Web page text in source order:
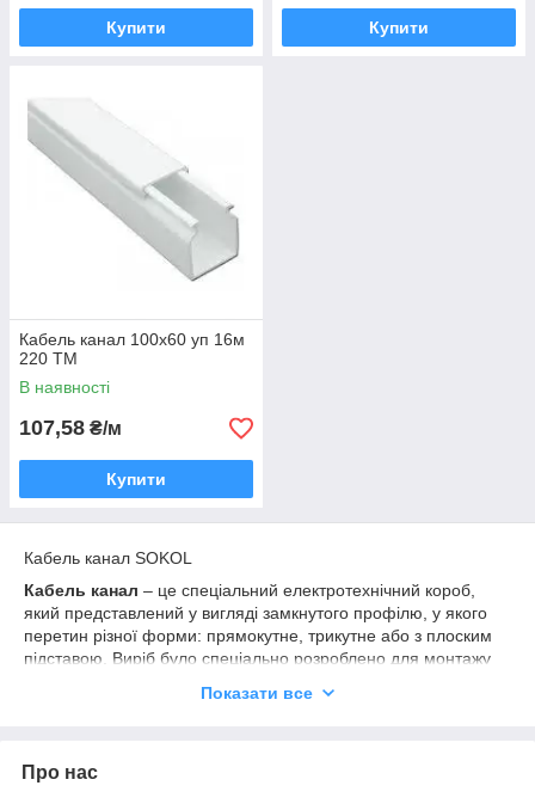
Купити Купити
Кабель канал 100х60 уп 16м
220 ТМ
В наявності
107,58 ₴/м
Купити
Кабель канал SOKOL
Кабель канал – це спеціальний електротехнічний короб,
який представлений у вигляді замкнутого профілю, у якого
перетин різної форми: прямокутне, трикутне або з плоским
підставою. Виріб було спеціально розроблено для монтажу
комплекс кабелів. На коженкабель канал
Показати все
Про нас